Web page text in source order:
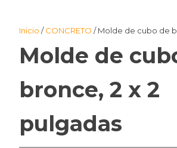
Inicio /CONCRETO / Molde de cubo de
Molde de
bronce, 2 x 2
pulgadas